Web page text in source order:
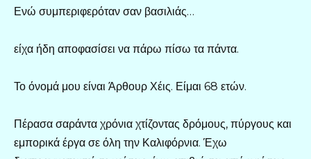
Ενώ συμπεριφερόταν σαν βασιλιάς…
είχα ήδη αποφασίσει να πάρω πίσω τα πάντα.
Το όνομά μου είναι Άρθουρ Χέις. Είμαι 68 ετών.
Πέρασα σαράντα χρόνια χτίζοντας δρόμους, πύργους και
εμπορικά έργα σε όλη την Καλιφόρνια. Έχω